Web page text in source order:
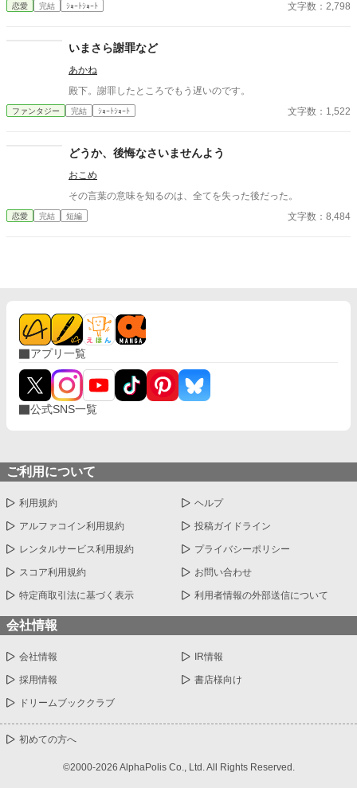
恋愛 完結 ｼｮｰﾄｼｮｰﾄ 文字数：2,798
いまさら謝罪など
あかね
殿下。謝罪したところでもう遅いのです。
ファンタジー 完結 ｼｮｰﾄｼｮｰﾄ 文字数：1,522
どうか、後悔なさいませんよう
おこめ
その言葉の意味を知るのは、全てを失った後だった。
恋愛 完結 短編 文字数：8,484
アプリ一覧
公式SNS一覧
ご利用について
利用規約 ヘルプ
アルファコイン利用規約 投稿ガイドライン
レンタルサービス利用規約 プライバシーポリシー
スコア利用規約 お問い合わせ
特定商取引法に基づく表示 利用者情報の外部送信について
会社情報
会社情報 IR情報
採用情報 書店様向け
ドリームブッククラブ
初めての方へ
©2000-2026 AlphaPolis Co., Ltd. All Rights Reserved.